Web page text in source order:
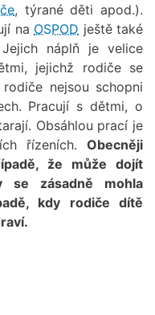
, týrané děti apod.).
na OSPOD ještě také
Jejich náplň je velice
jejichž rodiče se
nejsou schopni
Pracují s dětmi, o
Obsáhlou prací je
řízeních.Obecněji
že může dojít
se zásadně mohla
kdy rodiče dítě